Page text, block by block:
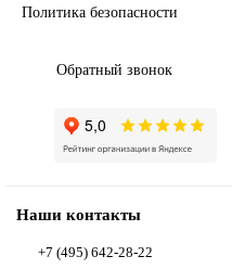
Политика безопасности
Обратный звонок
Наши контакты
+7 (495) 642-28-22